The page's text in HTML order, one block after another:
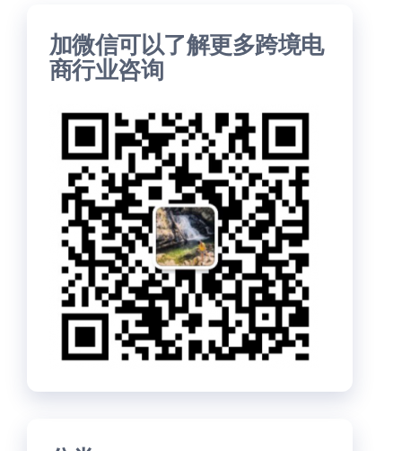
加微信可以了解更多跨境电
商行业咨询